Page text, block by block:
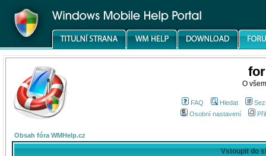
O
FAQ Hledat
Osobní nastavení
Obsah fóra WMHelp.cz
Vstoupit do